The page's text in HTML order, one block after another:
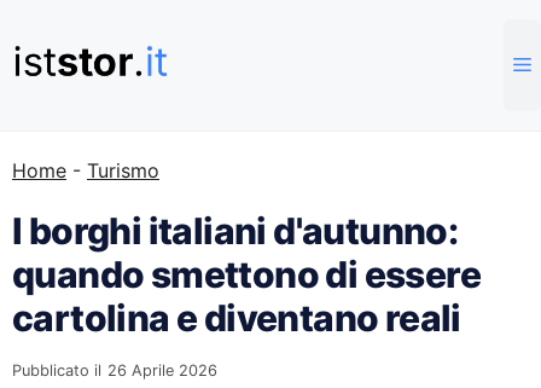
al
contenuto
Home - Turismo
I borghi italiani d'autunno:
quando smettono di essere
cartolina e diventano reali
Pubblicato il 26 Aprile 2026